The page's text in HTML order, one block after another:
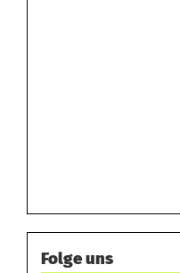
Folge uns